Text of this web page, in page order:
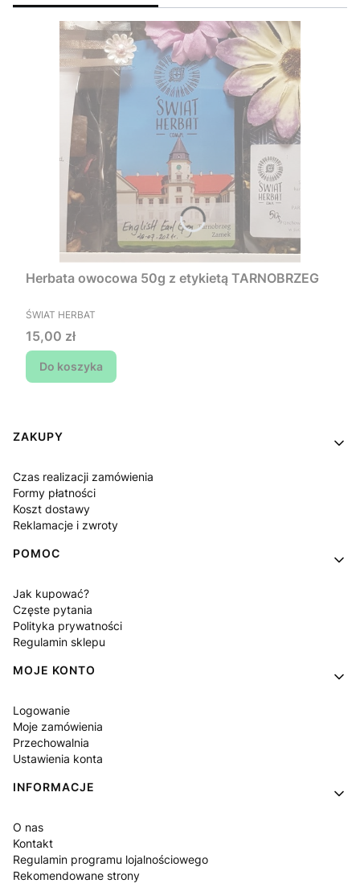
Herbata owocowa 50g z etykietą TARNOBRZEG
PRODUCENT
ŚWIAT HERBAT
Cena
15,00 zł
Do koszyka
Linki w stopce
ZAKUPY
Czas realizacji zamówienia
Formy płatności
Koszt dostawy
Reklamacje i zwroty
POMOC
Jak kupować?
Częste pytania
Polityka prywatności
Regulamin sklepu
MOJE KONTO
Logowanie
Moje zamówienia
Przechowalnia
Ustawienia konta
INFORMACJE
O nas
Kontakt
Regulamin programu lojalnościowego
Rekomendowane strony